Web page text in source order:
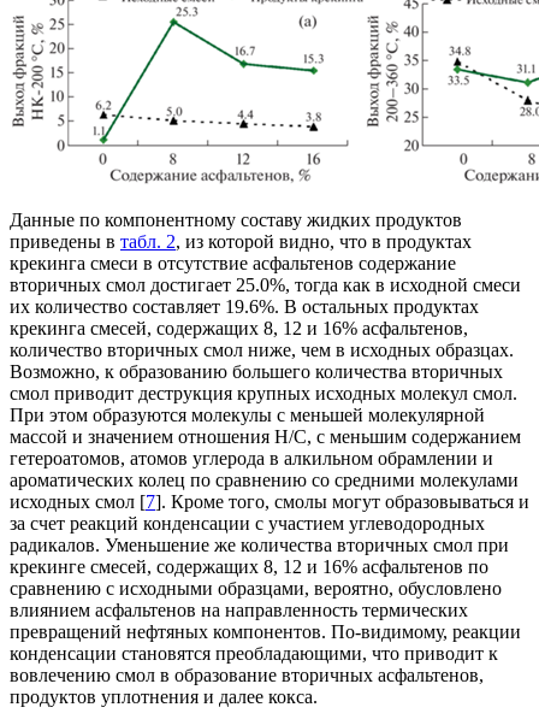
Данные по компонентному составу жидких продуктов
приведены в табл. 2, из которой видно, что в продуктах
крекинга смеси в отсутствие асфальтенов содержание
вторичных смол достигает 25.0%, тогда как в исходной смеси
их количество составляет 19.6%. В остальных продуктах
крекинга смесей, содержащих 8, 12 и 16% асфальтенов,
количество вторичных смол ниже, чем в исходных образцах.
Возможно, к образованию большего количества вторичных
смол приводит деструкция крупных исходных молекул смол.
При этом образуются молекулы с меньшей молекулярной
массой и значением отношения Н/С, с меньшим содержанием
гетероатомов, атомов углерода в алкильном обрамлении и
ароматических колец по сравнению со средними молекулами
исходных смол [7]. Кроме того, смолы могут образовываться и
за счет реакций конденсации с участием углеводородных
радикалов. Уменьшение же количества вторичных смол при
крекинге смесей, содержащих 8, 12 и 16% асфальтенов по
сравнению с исходными образцами, вероятно, обусловлено
влиянием асфальтенов на направленность термических
превращений нефтяных компонентов. По-видимому, реакции
конденсации становятся преобладающими, что приводит к
вовлечению смол в образование вторичных асфальтенов,
продуктов уплотнения и далее кокса.